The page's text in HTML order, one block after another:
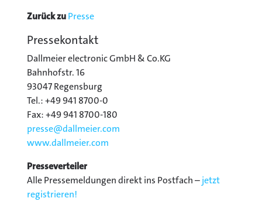
Zurück zuPresse
Pressekontakt
Dallmeier electronic GmbH & Co.KG
Bahnhofstr. 16
93047 Regensburg
Tel.: +49 941 8700-0
Fax: +49 941 8700-180
presse@dallmeier.com
www.dallmeier.com
Presseverteiler
Alle Pressemeldungen direkt ins Postfach –jetzt
registrieren!